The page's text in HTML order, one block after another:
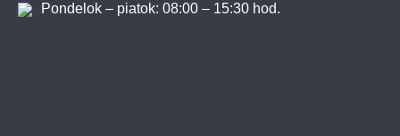
Pondelok – piatok: 08:00 – 15:30 hod.